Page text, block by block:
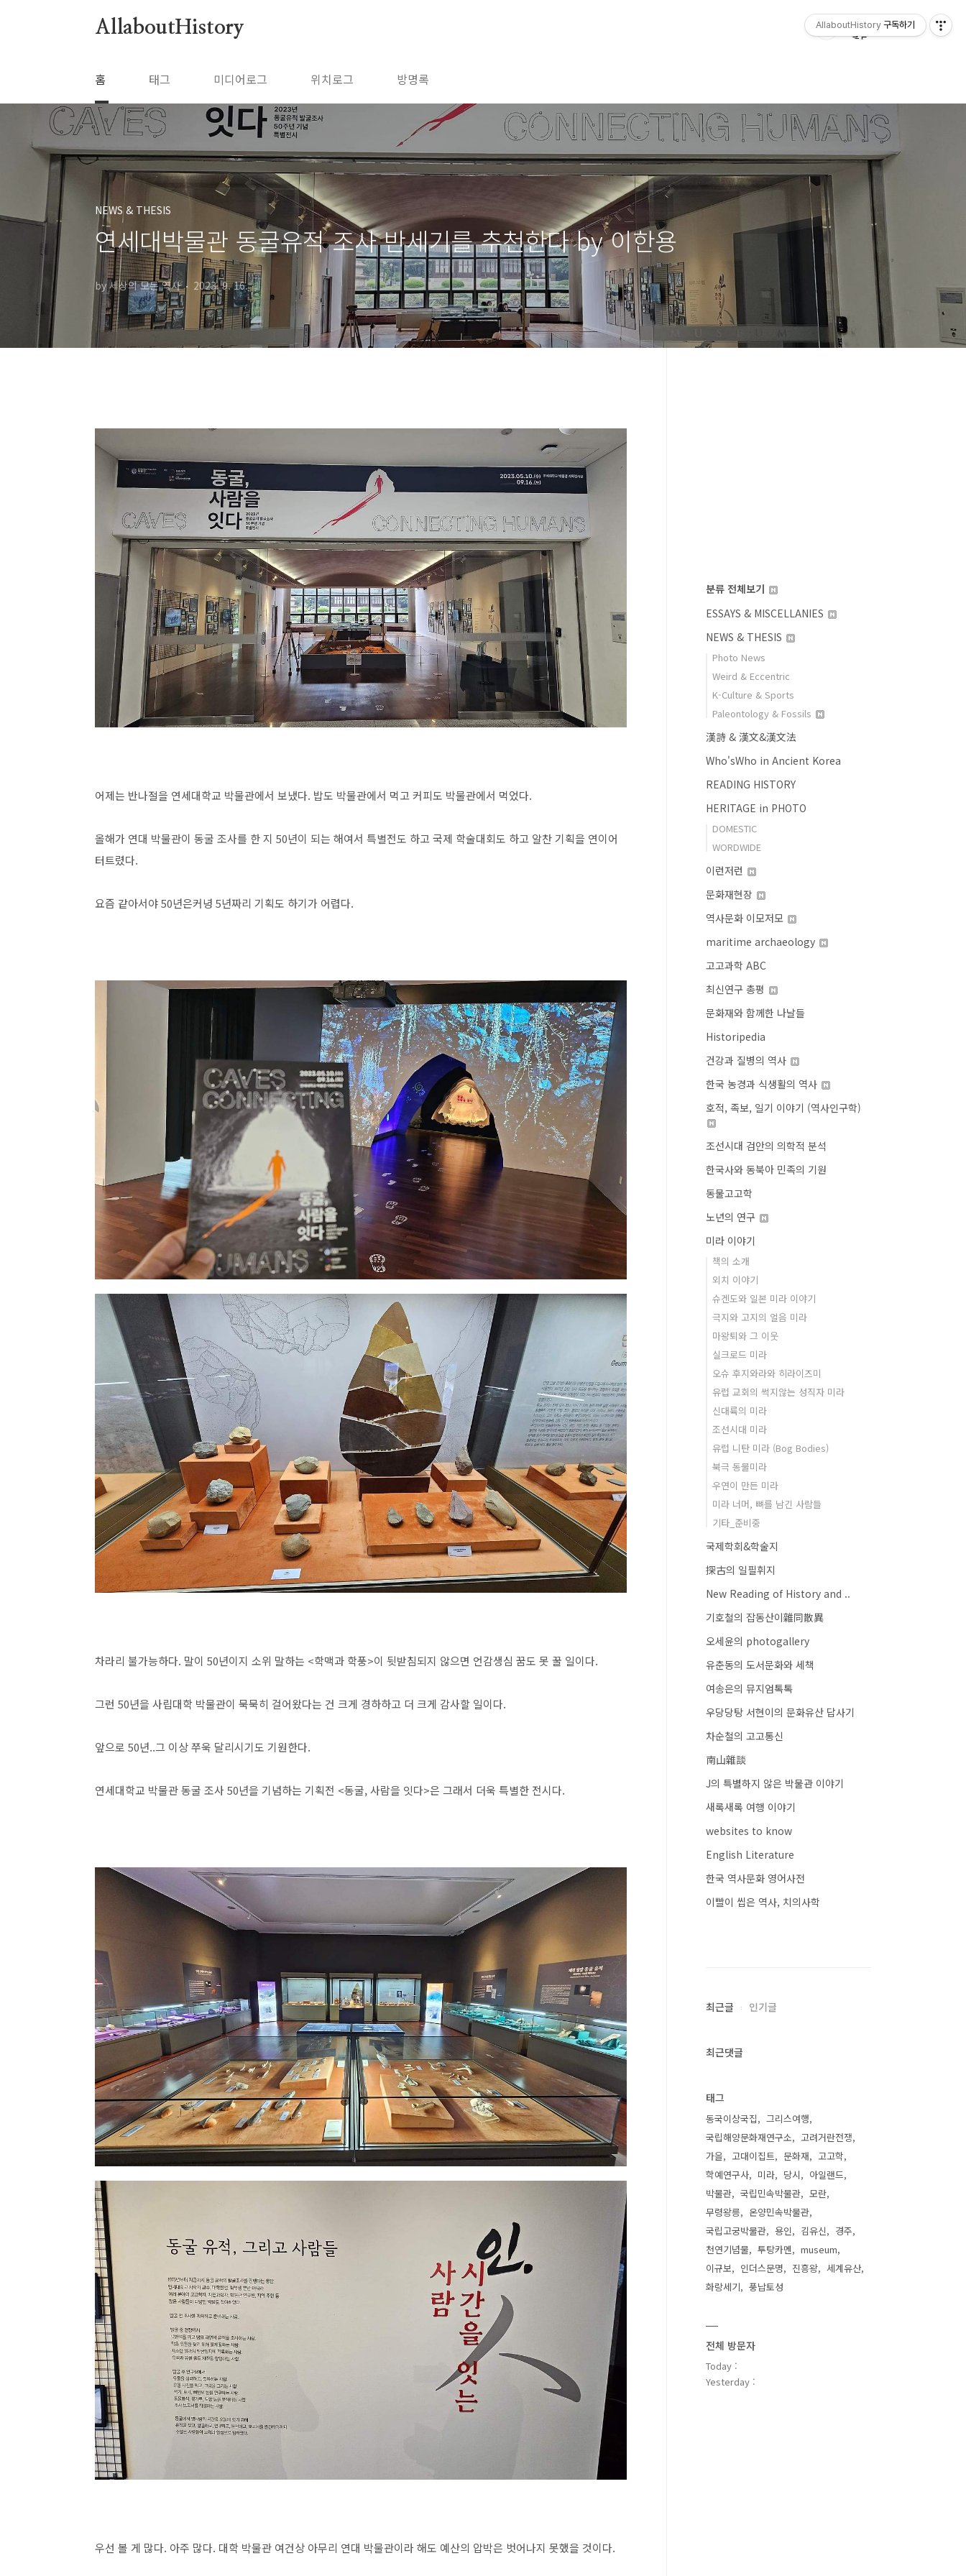
AllaboutHistory
홈 태그 미디어로그 위치로그 방명록
NEWS & THESIS
연세대박물관 동굴유적 조사 반세기를 추천한다 by 이한용
by 세상의 모든 역사 2023. 9. 16.
어제는 반나절을 연세대학교 박물관에서 보냈다. 밥도 박물관에서 먹고 커피도 박물관에서 먹었다.
올해가 연대 박물관이 동굴 조사를 한 지 50년이 되는 해여서 특별전도 하고 국제 학술대회도 하고 알찬 기획을 연이어
터트렸다.
요즘 같아서야 50년은커녕 5년짜리 기획도 하기가 어렵다.
차라리 불가능하다. 말이 50년이지 소위 말하는 <학맥과 학풍>이 뒷받침되지 않으면 언감생심 꿈도 못 꿀 일이다.
그런 50년을 사립대학 박물관이 묵묵히 걸어왔다는 건 크게 경하하고 더 크게 감사할 일이다.
앞으로 50년..그 이상 쭈욱 달리시기도 기원한다.
연세대학교 박물관 동굴 조사 50년을 기념하는 기획전 <동굴, 사람을 잇다>은 그래서 더욱 특별한 전시다.
우선 볼 게 많다. 아주 많다. 대학 박물관 여건상 아무리 연대 박물관이라 해도 예산의 압박은 벗어나지 못했을 것이다.
분류 전체보기
ESSAYS & MISCELLANIES
NEWS & THESIS
Photo News
Weird & Eccentric
K-Culture & Sports
Paleontology & Fossils
漢詩 & 漢文&漢文法
Who'sWho in Ancient Korea
READING HISTORY
HERITAGE in PHOTO
DOMESTIC
WORDWIDE
이런저런
문화재현장
역사문화 이모저모
maritime archaeology
고고과학 ABC
최신연구 총평
문화재와 함께한 나날들
Historipedia
건강과 질병의 역사
한국 농경과 식생활의 역사
호적, 족보, 일기 이야기 (역사인구학)
조선시대 검안의 의학적 분석
한국사와 동북아 민족의 기원
동물고고학
노년의 연구
미라 이야기
책의 소개
외치 이야기
슈겐도와 일본 미라 이야기
극지와 고지의 얼음 미라
마왕퇴와 그 이웃
실크로드 미라
오슈 후지와라와 히라이즈미
유럽 교회의 썩지않는 성직자 미라
신대륙의 미라
조선시대 미라
유럽 니탄 미라 (Bog Bodies)
북극 동물미라
우연이 만든 미라
미라 너머, 뼈를 남긴 사람들
기타_준비중
국제학회&학술지
探古의 일필휘지
New Reading of History and ..
기호철의 잡동산이雜同散異
오세윤의 photogallery
유춘동의 도서문화와 세책
여송은의 뮤지엄톡톡
우당당탕 서현이의 문화유산 답사기
차순철의 고고통신
南山雜談
J의 특별하지 않은 박물관 이야기
새록새록 여행 이야기
websites to know
English Literature
한국 역사문화 영어사전
이빨이 씹은 역사, 치의사학
최근글 인기글
최근댓글
태그
동국이상국집
그리스여행
국립해양문화재연구소
고려거란전쟁
가을
고대이집트 문화재
고고학
학예연구사
미라 당시
아일랜드
박물관
국립민속박물관
모란
무령왕릉
온양민속박물관
국립고궁박물관
용인 김유신
경주
천연기념물
투탕카멘
museum
이규보
인더스문명 진흥왕
세계유산
화랑세기
풍납토성
전체 방문자
Today :
Yesterday :
AllaboutHistory 구독하기